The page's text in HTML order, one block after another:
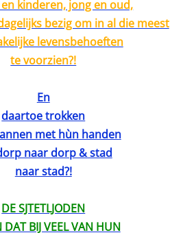
kinderen, jong en oud,
bezig om in al die meest
levensbehoeften
te voorzien?!
En
daartoe trokken
met hùn handen
naar dorp & stad
naar stad?!
DE SJTETLJODEN
DAT BIJ VEEL VAN HUN